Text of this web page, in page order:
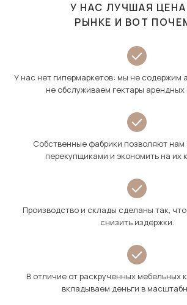
У НАС ЛУЧШАЯ ЦЕНА
РЫНКЕ И ВОТ
У нас нет гипермаркетов: мы не содержим
не обслуживаем гектары
Собственные фабрики позволяют нам
перекупщиками и экономить на их
Производство и склады сделаны так,
снизить издержки.
В отличие от раскрученных мебельных
вкладываем деньги в